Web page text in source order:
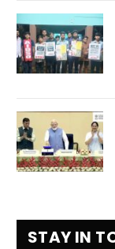
STAY IN